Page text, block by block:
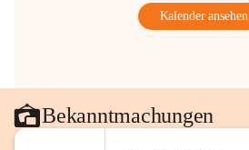
Kalender ansehen
Bekanntmachungen